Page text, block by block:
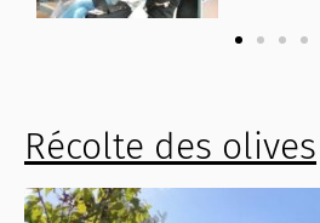
Récolte des olives